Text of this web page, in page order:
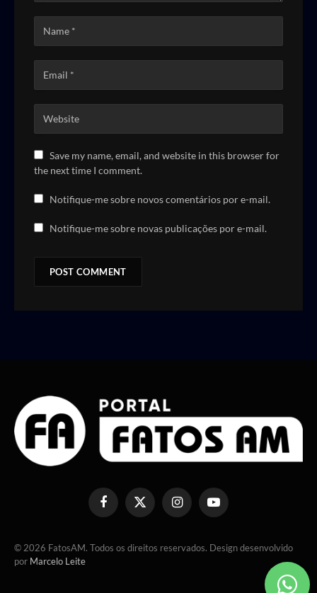
Save my name, email, and website in this browser for
the next time I comment.
Notifique-me sobre novos comentários por e-mail.
Notifique-me sobre novas publicações por e-mail.
FacebookX
InstagramYouTube
© 2026 FatosAM. Todos os direitos reservados. Design desenvolvido
por Marcelo Leite